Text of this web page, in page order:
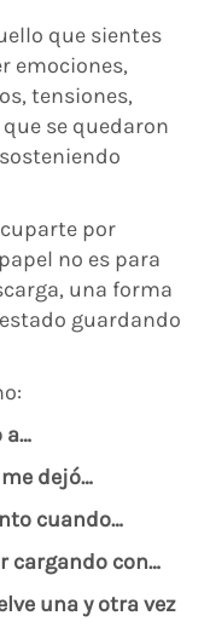
que sientes
emociones,
tensiones,
se quedaron
por
no es para
una forma
guardando
a…
dejó…
cuando…
cargando con…
una y otra vez